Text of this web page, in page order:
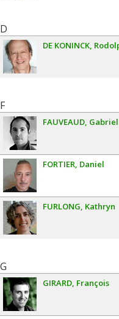
D
DE KONINCK
F
FAUVEAUD Gabriel
FORTIER Daniel
FURLONG Kathryn
G
GIRARD François